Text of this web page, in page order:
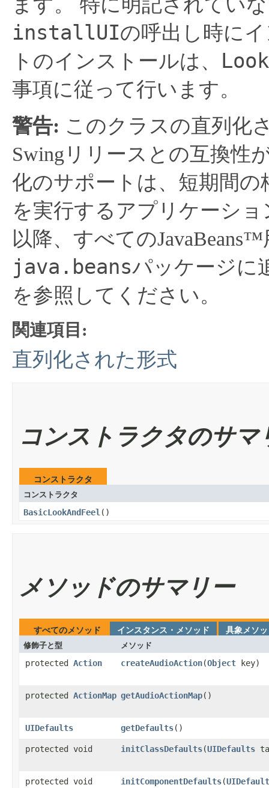
ます。
特に明記されてい
installUIの呼出し時に
トのインストールは、
事項に従って行います。
警告: このクラスの直列化
Swingリリースとの互換性
化のサポートは、短期間
を実行するアプリケーシ
以降、すべての
java.beansパッケージに
を参照してください。
関連項目:
直列化された形式
コンストラクタのサマ
コンストラクタ
コンストラクタ
BasicLookAndFeel ​()
メソッドのサマリー
すべてのメソッド インスタンス・メソッド
具象メソ
修飾子と型
メソッド
protected Action createAudioAction​(Object key)
protected ActionMap getAudioActionMap​()
UIDefaults getDefaults​()
protected void initClassDefaults​(UIDefaults
protected void initComponentDefaults​(